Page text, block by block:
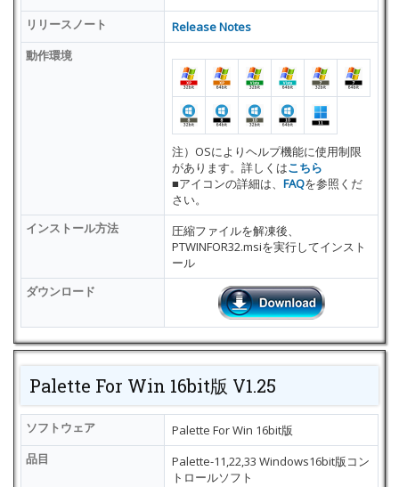
リリースノート
Release Notes
動作環境
注）OSによりヘルプ機能に使用制限
があります。詳しくはこちら
■アイコンの詳細は、 FAQを参照くだ
さい。
インストール方法
圧縮ファイルを解凍後、
PTWINFOR32.msiを実行してインスト
ール
ダウンロード
Palette For Win 16bit版 V1.25
ソフトウェア
Palette For Win 16bit版
品目
Palette-11,22,33 Windows16bit版コン
トロールソフト